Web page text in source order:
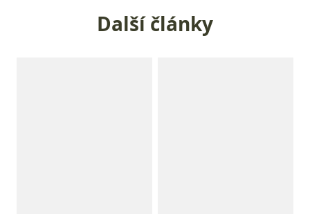
Další články